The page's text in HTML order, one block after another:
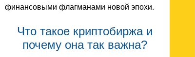
финансовыми флагманами новой эпохи.
Что такое криптобиржа и
почему она так важна?